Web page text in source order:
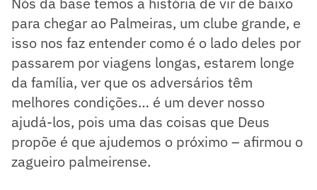
para chegar ao Palmeiras, um clube grande, e
isso nos faz entender como é o lado deles por
passarem por viagens longas, estarem longe
da família, ver que os adversários têm
melhores condições… é um dever nosso
ajudá-los, pois uma das coisas que Deus
propõe é que ajudemos o próximo – afirmou o
zagueiro palmeirense.